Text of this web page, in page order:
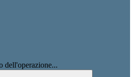
dell'operazione...